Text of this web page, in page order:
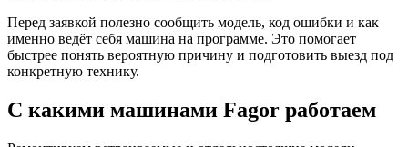
Перед заявкой полезно сообщить модель, код ошибки и как
именно ведёт себя машина на программе. Это помогает
быстрее понять вероятную причину и подготовить выезд под
конкретную технику.
С какими машинами Fagor работаем